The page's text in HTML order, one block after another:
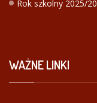
Rok szkolny 2025/
WAŻNELINKI